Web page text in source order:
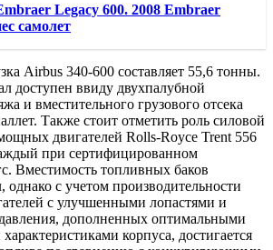
Legacy 600. 2008 Embraer
самолет
Airbus 340-600 составляет 55,6 тонны.
доступен ввиду двухпалубной
и вместительного грузового отсека
Также стоит отметить роль силовой
двигателей Rolls-Royce Trent 556
при сертифицированном
Вместимость топливных баков
однако с учетом производительности
с улучшенными лопастями и
дополненных оптимальными
корпуса, достигается